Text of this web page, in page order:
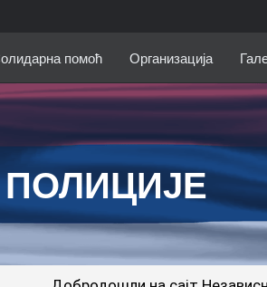
помоћ Организација